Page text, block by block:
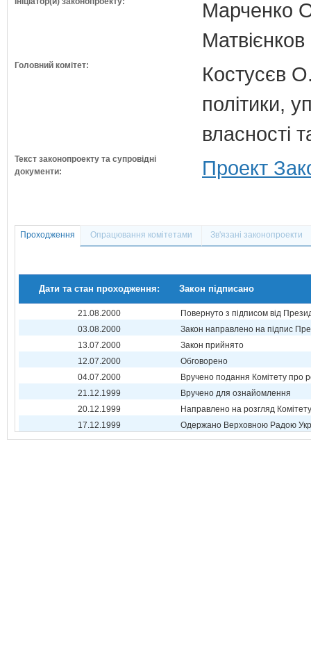
Марченко
Головний комітет:
Костусєв
політики,
власності
Текст законопроекту та супровідні
документи:
Проект
Проходження Опрацювання комітетами Зв'язані законопроекти
Дати та стан проходження: Закон підписано
21.08.2000
Повернуто з підписом від
03.08.2000
Закон направлено на підпис
13.07.2000
Закон прийнято
12.07.2000
Обговорено
04.07.2000
Вручено подання Комітету про
21.12.1999
Вручено для ознайомлення
20.12.1999
Направлено на розгляд Комітету
17.12.1999
Одержано Верховною Радою